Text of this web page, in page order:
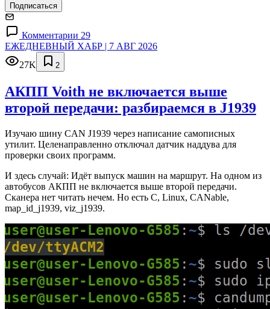
Подписаться
Комментарии 29
ЕЖЕДНЕВНЫЙ ХАБР | 7 АВГ 2026
27K
2
АКПП Voith не включается выше
второй передачи: разбираемся в J1939
Изучаю шину CAN J1939 через написание самописных
утилит. Целенаправленно отключал датчик наддува для
проверки своих программ.
И здесь случай: Идёт выпуск машин на маршрут. На одном из
автобусов АКПП не включается выше второй передачи.
Сканера нет читать нечем. Но есть C, Linux, CANable,
map_id_j1939, viz_j1939.